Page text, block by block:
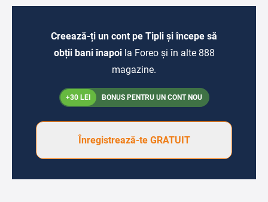
Creează-ți un cont pe Tipli și începe să
obții bani înapoi la Foreo și în alte 888
magazine.
+30 LEI BONUS PENTRU UN CONT NOU
Înregistrează-te GRATUIT